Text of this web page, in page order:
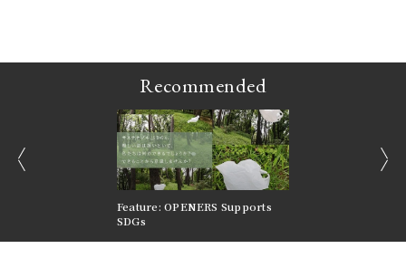
Recommended
Feature: OPENERS Supports
SDGs